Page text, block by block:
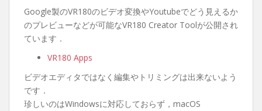
Google製のVR180のビデオ変換やYoutubeでどう見えるか
のプレビューなどが可能なVR180 Creator Toolが公開され
ています．
VR180 Apps
ビデオエディタではなく編集やトリミングは出来ないよう
です．
珍しいのはWindowsに対応しておらず，macOS